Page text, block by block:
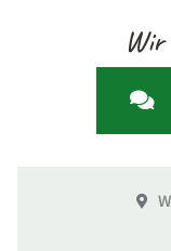
Wir